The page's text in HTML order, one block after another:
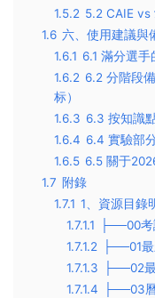
1.5.2 5.2 CAIE vs
1.6 六、使用建議與
1.6.1 6.1 滿分選
1.6.2 6.2 分階段
标）
1.6.3 6.3 按知識
1.6.4 6.4 實驗部
1.6.5 6.5 關于
1.7 附錄
1.7.1 1、資源目錄
1.7.1.1
├──00
1.7.1.2
├──01
1.7.1.3
├──02
1.7.1.4
├──03